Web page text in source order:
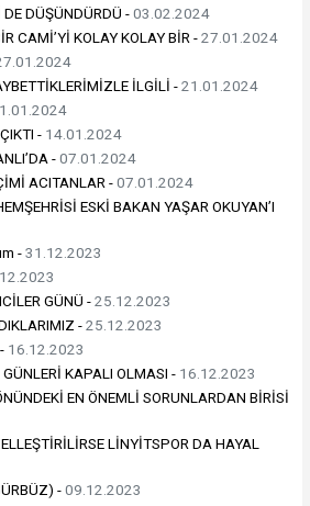
DÜŞÜNDÜRDÜ -03.02.2024
CAMİ’Yİ KOLAY KOLAY BİR -27.01.2024
İLGİLİ -21.01.2024
- 14.01.2024
-07.01.2024
ACITANLAR -07.01.2024
ESKİ BAKAN YAŞAR OKUYAN’I
-31.12.2023
GÜNÜ -25.12.2023
-25.12.2023
16.12.2023
KAPALI OLMASI - 16.12.2023
EN ÖNEMLİ SORUNLARDAN BİRİSİ
LİNYİTSPOR DA HAYAL
-09.12.2023